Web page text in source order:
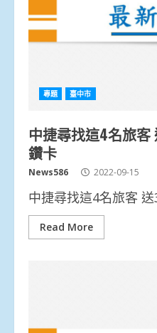
專題 臺中市
中捷尋找這4名旅
鑽卡
News586 2022-09-15
中捷尋找這4名旅客
Read More